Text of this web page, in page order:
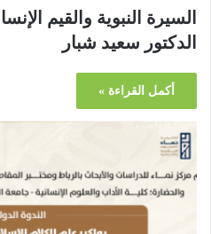
السيرة النبوية والقيم
الدكتور سعيد شبار
أكمل القراءة »